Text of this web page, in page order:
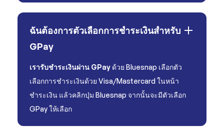
ฉันต้องการตัวเลือกการชำระเงินสำหรับ
GPay
เรารับชำระเงินผ่าน GPay ด้วย Bluesnap เลือกตัว
เลือกการชำระเงินด้วย Visa/Mastercard ในหน้า
ชำระเงิน แล้วคลิกปุ่ม Bluesnap จากนั้นจะมีตัวเลือก
GPay ให้เลือก